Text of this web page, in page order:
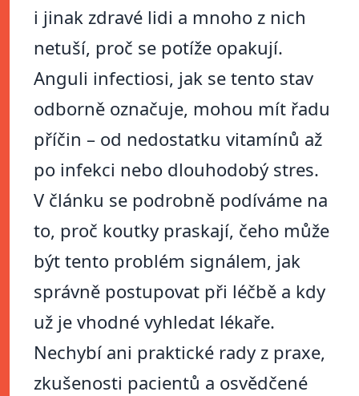
i jinak zdravé lidi a mnoho z nich
netuší, proč se potíže opakují.
Anguli infectiosi, jak se tento stav
odborně označuje, mohou mít řadu
příčin – od nedostatku vitamínů až
po infekci nebo dlouhodobý stres.
V článku se podrobně podíváme na
to, proč koutky praskají, čeho může
být tento problém signálem, jak
správně postupovat při léčbě a kdy
už je vhodné vyhledat lékaře.
Nechybí ani praktické rady z praxe,
zkušenosti pacientů a osvědčené